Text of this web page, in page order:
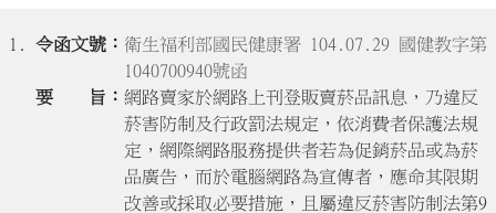
1.
衛生福利部國民健康署 104.07.29 國健教字第
1040700940號函
網路賣家於網路上刊登販賣菸品訊息，乃違反
菸害防制及行政罰法規定，依消費者保護法規
定，網際網路服務提供者若為促銷菸品或為菸
品廣告，而於電腦網路為宣傳者，應命其限期
改善或採取必要措施，且屬違反菸害防制法第9